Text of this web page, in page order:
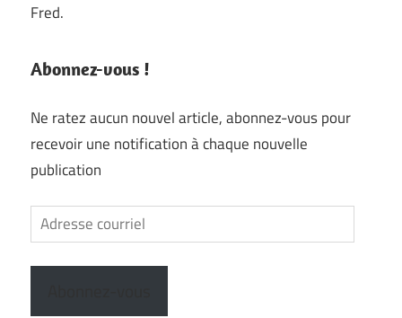
Fred.
Abonnez-vous !
Ne ratez aucun nouvel article, abonnez-vous pour
recevoir une notification à chaque nouvelle
publication
Adresse
courriel